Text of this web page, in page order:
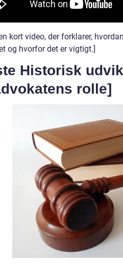
kort video, der forklarer,
og hvorfor det er vigtigt.]
Historisk
rolle]